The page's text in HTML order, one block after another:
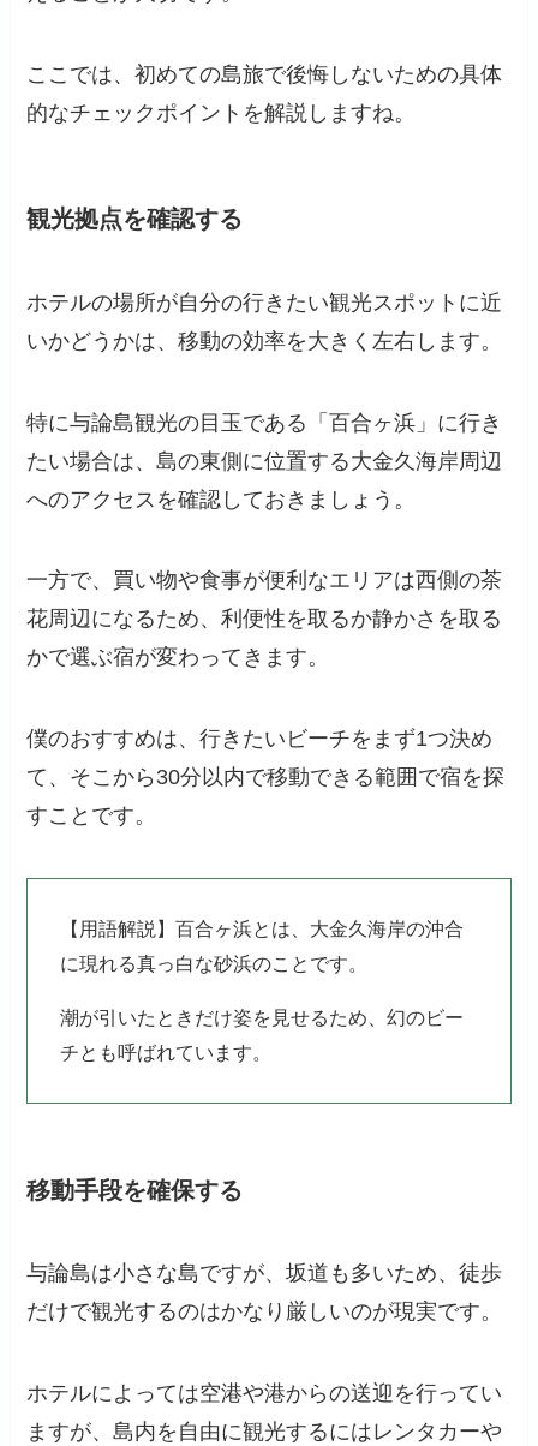
ここでは、初めての島旅で後悔しないための具体
的なチェックポイントを解説しますね。
観光拠点を確認する
ホテルの場所が自分の行きたい観光スポットに近
いかどうかは、移動の効率を大きく左右します。
特に与論島観光の目玉である「百合ヶ浜」に行き
たい場合は、島の東側に位置する大金久海岸周辺
へのアクセスを確認しておきましょう。
一方で、買い物や食事が便利なエリアは西側の茶
花周辺になるため、利便性を取るか静かさを取る
かで選ぶ宿が変わってきます。
僕のおすすめは、行きたいビーチをまず1つ決め
て、そこから30分以内で移動できる範囲で宿を探
すことです。
【用語解説】百合ヶ浜とは、大金久海岸の沖合
に現れる真っ白な砂浜のことです。
潮が引いたときだけ姿を見せるため、幻のビー
チとも呼ばれています。
移動手段を確保する
与論島は小さな島ですが、坂道も多いため、徒歩
だけで観光するのはかなり厳しいのが現実です。
ホテルによっては空港や港からの送迎を行ってい
ますが、島内を自由に観光するにはレンタカーや